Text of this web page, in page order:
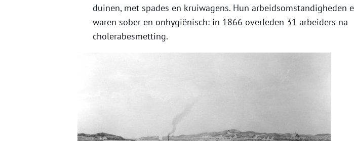
duinen, met spades en kruiwagens. Hun arbeidsomstandigheden
waren sober en onhygiënisch: in 1866 overleden 31 arbeiders na
cholerabesmetting.